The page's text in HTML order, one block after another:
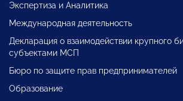
Экспертиза и Аналитика
Международная деятельность
Декларация о взаимодействии крупного
субъектами МСП
Бюро по защите прав предпринимателей
Образование